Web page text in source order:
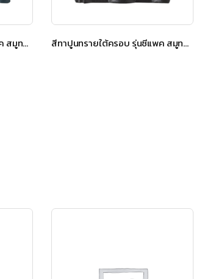
สีทาปูนทรายใต้ครอบ รุ่นซีแพค สมูทคูล สีอควา บลู สีทาปูนทรายใต้ครอบ รุ่นซีแพค สมูทคูล สีชาโดว์ เกรย์